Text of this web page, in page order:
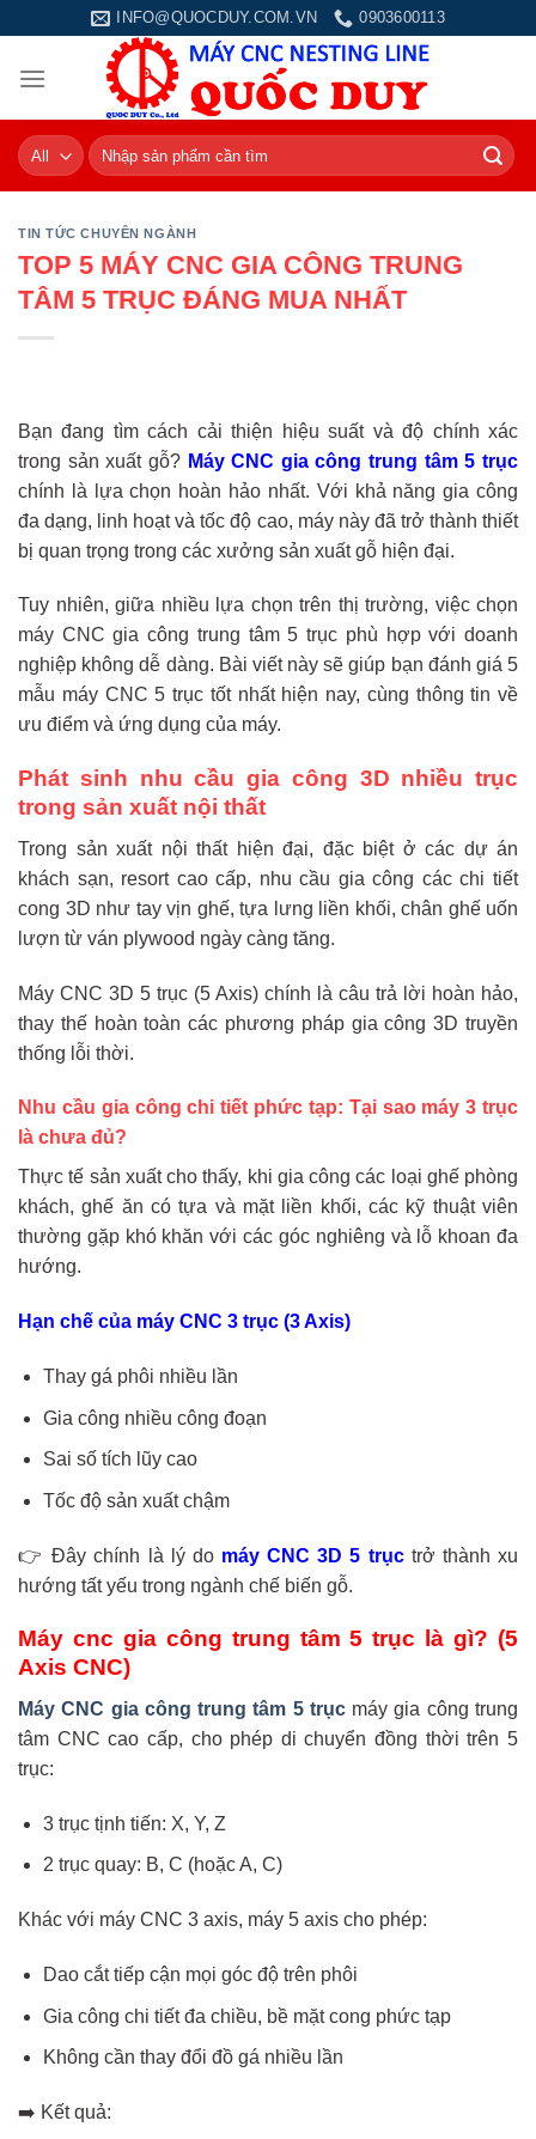
content
INFO@QUOCDUY.COM.VN 0903600113
Tìm
kiếm:
TIN TỨC CHUYÊN NGÀNH
TOP 5 MÁY CNC GIA CÔNG TRUNG
TÂM 5 TRỤC ĐÁNG MUA NHẤT
Bạn đang tìm cách cải thiện hiệu suất và độ chính xác
trong sản xuất gỗ? Máy CNC gia công trung tâm 5 trục
chính là lựa chọn hoàn hảo nhất. Với khả năng gia công
đa dạng, linh hoạt và tốc độ cao, máy này đã trở thành thiết
bị quan trọng trong các xưởng sản xuất gỗ hiện đại.
Tuy nhiên, giữa nhiều lựa chọn trên thị trường, việc chọn
máy CNC gia công trung tâm 5 trục phù hợp với doanh
nghiệp không dễ dàng. Bài viết này sẽ giúp bạn đánh giá 5
mẫu máy CNC 5 trục tốt nhất hiện nay, cùng thông tin về
ưu điểm và ứng dụng của máy.
Phát sinh nhu cầu gia công 3D nhiều trục
trong sản xuất nội thất
Trong sản xuất nội thất hiện đại, đặc biệt ở các dự án
khách sạn, resort cao cấp, nhu cầu gia công các chi tiết
cong 3D như tay vịn ghế, tựa lưng liền khối, chân ghế uốn
lượn từ ván plywood ngày càng tăng.
Máy CNC 3D 5 trục (5 Axis) chính là câu trả lời hoàn hảo,
thay thế hoàn toàn các phương pháp gia công 3D truyền
thống lỗi thời.
Nhu cầu gia công chi tiết phức tạp: Tại sao máy 3 trục
là chưa đủ?
Thực tế sản xuất cho thấy, khi gia công các loại ghế phòng
khách, ghế ăn có tựa và mặt liền khối, các kỹ thuật viên
thường gặp khó khăn với các góc nghiêng và lỗ khoan đa
hướng.
Hạn chế của máy CNC 3 trục (3 Axis)
Thay gá phôi nhiều lần
Gia công nhiều công đoạn
Sai số tích lũy cao
Tốc độ sản xuất chậm
👉 Đây chính là lý do máy CNC 3D 5 trụctrở thành xu
hướng tất yếu trong ngành chế biến gỗ.
Máy cnc gia công trung tâm 5 trục là gì? (5
Axis CNC)
Máy CNC gia công trung tâm 5 trụcmáy gia công trung
tâm CNC cao cấp, cho phép di chuyển đồng thời trên 5
trục:
3 trục tịnh tiến: X, Y, Z
2 trục quay: B, C (hoặc A, C)
Khác với máy CNC 3 axis, máy 5 axis cho phép:
Dao cắt tiếp cận mọi góc độ trên phôi
Gia công chi tiết đa chiều, bề mặt cong phức tạp
Không cần thay đổi đồ gá nhiều lần
➡️ Kết quả: